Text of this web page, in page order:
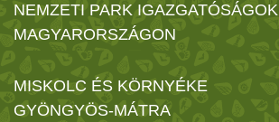
NEMZETI PARK IGAZGATÓSÁGOK
MAGYARORSZÁGON
MISKOLC ÉS KÖRNYÉKE
GYÖNGYÖS-MÁTRA